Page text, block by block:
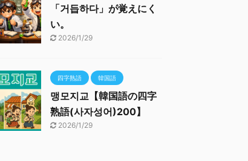
「거듭하다」が覚えにく
い。
2026/1/29
四字熟語 韓国語
맹모지교【韓国語の四字
熟語(사자성어)200】
2026/1/29